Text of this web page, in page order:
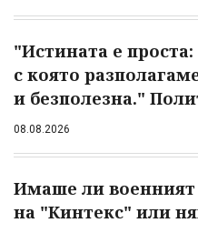
"Истината е
с която
и безполезна."
08.08.2026
Имаше ли
на "Кинтекс" или